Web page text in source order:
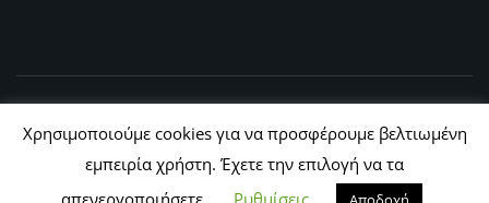
© 2011 - 2022, Ε.Λ.Φ.Ε.Ε. Ρόδου
Χρησιμοποιούμε cookies για να προσφέρουμε βελτιωμένη
εμπειρία χρήστη. Έχετε την επιλογή να τα
απενεργοποιήσετε.
Ρυθμίσεις